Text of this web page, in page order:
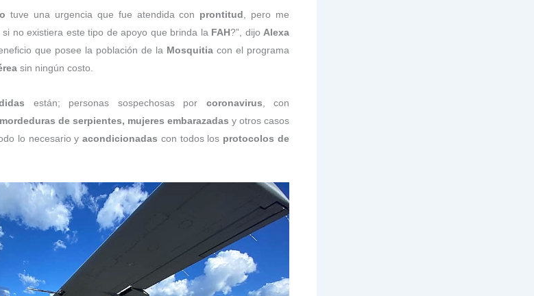
tuve una urgencia que fue atendida con prontitud , pero me
no existiera este tipo de apoyo que brinda la FAH?”, dijo Alexa
que posee la población de la Mosquitia con el programa
sin ningún costo.
están; personas sospechosas por coronavirus, con
de serpientes, mujeres embarazadas y otros casos
lo necesario yacondicionadas con todos los protocolos de